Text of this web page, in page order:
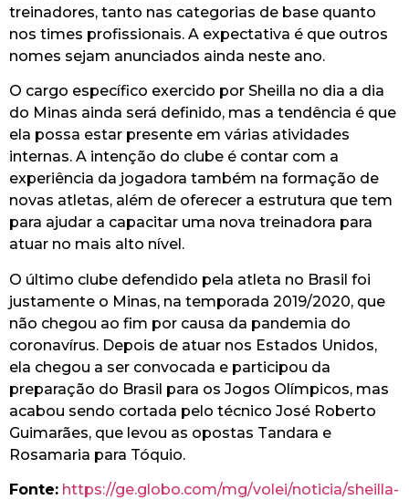
treinadores, tanto nas categorias de base quanto
nos times profissionais. A expectativa é que outros
nomes sejam anunciados ainda neste ano.
O cargo específico exercido por Sheilla no dia a dia
do Minas ainda será definido, mas a tendência é que
ela possa estar presente em várias atividades
internas. A intenção do clube é contar com a
experiência da jogadora também na formação de
novas atletas, além de oferecer a estrutura que tem
para ajudar a capacitar uma nova treinadora para
atuar no mais alto nível.
O último clube defendido pela atleta no Brasil foi
justamente o Minas, na temporada 2019/2020, que
não chegou ao fim por causa da pandemia do
coronavírus. Depois de atuar nos Estados Unidos,
ela chegou a ser convocada e participou da
preparação do Brasil para os Jogos Olímpicos, mas
acabou sendo cortada pelo técnico José Roberto
Guimarães, que levou as opostas Tandara e
Rosamaria para Tóquio.
Fonte: https://ge.globo.com/mg/volei/noticia/sheilla-